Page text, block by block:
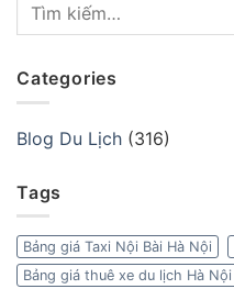
Categories
Blog Du Lịch (316)
Tags
Bảng giá Taxi Nội Bài Hà Nội
Bảng giá thuê xe du lịch Hà Nội